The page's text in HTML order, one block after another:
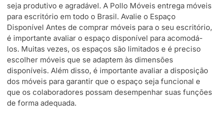
seja produtivo e agradável. A Pollo Móveis entrega móveis
para escritório em todo o Brasil. Avalie o Espaço
Disponível Antes de comprar móveis para o seu escritório,
é importante avaliar o espaço disponível para acomodá-
los. Muitas vezes, os espaços são limitados e é preciso
escolher móveis que se adaptem às dimensões
disponíveis. Além disso, é importante avaliar a disposição
dos móveis para garantir que o espaço seja funcional e
que os colaboradores possam desempenhar suas funções
de forma adequada.